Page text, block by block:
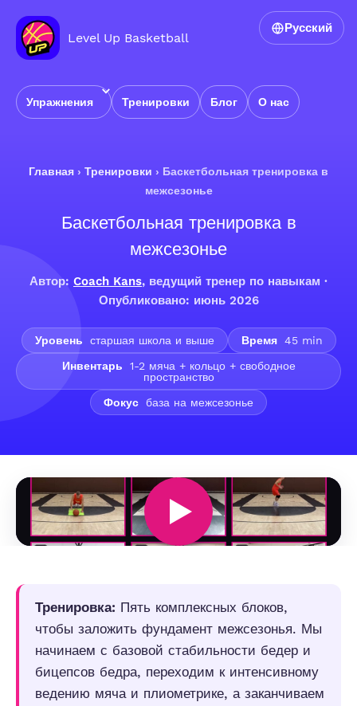
Level Up Basketball
Упражнения Тренировки Блог О нас
Русский
Главная › Тренировки › Баскетбольная тренировка в
межсезонье
Баскетбольная тренировка в
межсезонье
Автор: Coach Kans, ведущий тренер по навыкам ·
Опубликовано: июнь 2026
Уровень старшая школа и выше Время 45 min
Инвентарь
1-2 мяча + кольцо + свободное
пространство
Фокус база на межсезонье
Тренировка: Пять комплексных блоков,
чтобы заложить фундамент межсезонья. Мы
начинаем с базовой стабильности бедер и
бицепсов бедра, переходим к интенсивному
ведению мяча и плиометрике, а заканчиваем